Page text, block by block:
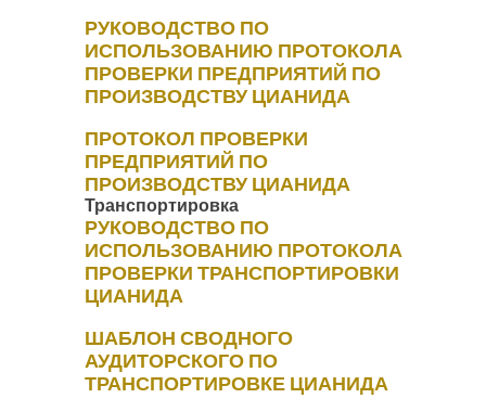
РУКОВОДСТВО ПО
ИСПОЛЬЗОВАНИЮ ПРОТОКОЛА
ПРОВЕРКИ ПРЕДПРИЯТИЙ ПО
ПРОИЗВОДСТВУ ЦИАНИДА
ПРОТОКОЛ ПРОВЕРКИ
ПРЕДПРИЯТИЙ ПО
ПРОИЗВОДСТВУ ЦИАНИДА
Транспортировка
РУКОВОДСТВО ПО
ИСПОЛЬЗОВАНИЮ ПРОТОКОЛА
ПРОВЕРКИ ТРАНСПОРТИРОВКИ
ЦИАНИДА
ШАБЛОН СВОДНОГО
АУДИТОРСКОГО ПО
ТРАНСПОРТИРОВКЕ ЦИАНИДА